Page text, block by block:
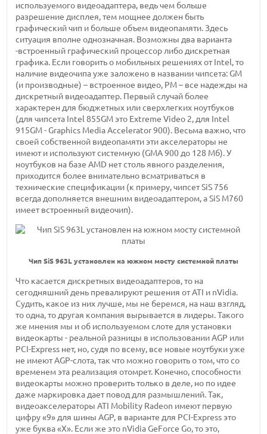
используемого видеоадаптера, ведь чем больше
разрешение дисплея, тем мощнее должен быть
графический чип и больше объем видеопамяти. Здесь
ситуация вполне однозначная. Возможны два варианта
-встроенный графический процессор либо дискретная
графика. Если говорить о мобильных решениях от Intel, то
наличие видеочипа уже заложено в названии чипсета: GM
(и производные) – встроенное видео, PM – все надежды на
дискретный видеоадаптер. Первый случай более
характерен для бюджетных или сверхлегких ноутбуков
(для чипсета Intel 855GM это Extreme Video 2, для Intel
915GM - Graphics Media Accelerator 900). Весьма важно, что
своей собственной видеопамяти эти акселераторы не
имеют и используют системную (GMA 900 до 128 Мб). У
ноутбуков на базе AMD нет столь явного разделения,
приходится более внимательно всматриваться в
технические спецификации (к примеру, чипсет SiS 756
всегда дополняется внешним видеоадаптером, а SiS M760
имеет встроенный видеочип).
Чип SiS 963L установлен на южном мосту системной платы
Что касается дискретных видеоадаптеров, то на
сегодняшний день превалируют решения от ATI и nVidia.
Судить, какое из них лучше, мы не беремся, на наш взгляд,
то одна, то другая компания вырывается в лидеры. Такого
же мнения мы и об используемом слоте для установки
видеокарты - реальной разницы в использовании AGP или
PCI-Express нет, но, судя по всему, все новые ноутбуки уже
не имеют AGP-слота, так что можно говорить о том, что со
временем эта реализация отомрет. Конечно, способности
видеокарты можно проверить только в деле, но по идее
даже маркировка дает повод для размышлений. Так,
видеоакселераторы ATI Mobility Radeon имеют первую
цифру «9» для шины AGP, в варианте для PCI-Express это
уже буква «Х». Если же это nVidia GeForce Go, то это,